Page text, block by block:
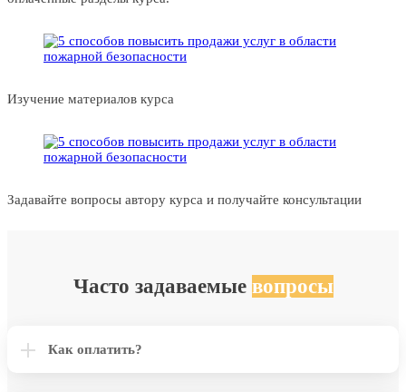
Изучение материалов курса
Задавайте вопросы автору курса и получайте консультации
Часто задаваемые вопросы
Как оплатить?